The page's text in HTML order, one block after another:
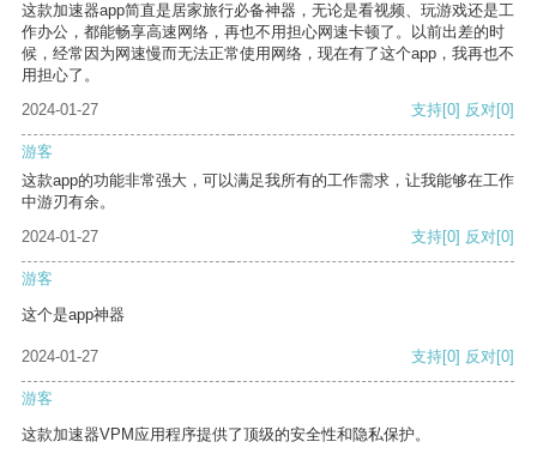
这款加速器app简直是居家旅行必备神器，无论是看视频、玩游戏还是工
作办公，都能畅享高速网络，再也不用担心网速卡顿了。以前出差的时
候，经常因为网速慢而无法正常使用网络，现在有了这个app，我再也不
用担心了。
2024-01-27
支持[0] 反对[0]
游客
这款app的功能非常强大，可以满足我所有的工作需求，让我能够在工作
中游刃有余。
2024-01-27
支持[0] 反对[0]
游客
这个是app神器
2024-01-27 支持[0] 反对[0]
游客
这款加速器VPM应用程序提供了顶级的安全性和隐私保护。